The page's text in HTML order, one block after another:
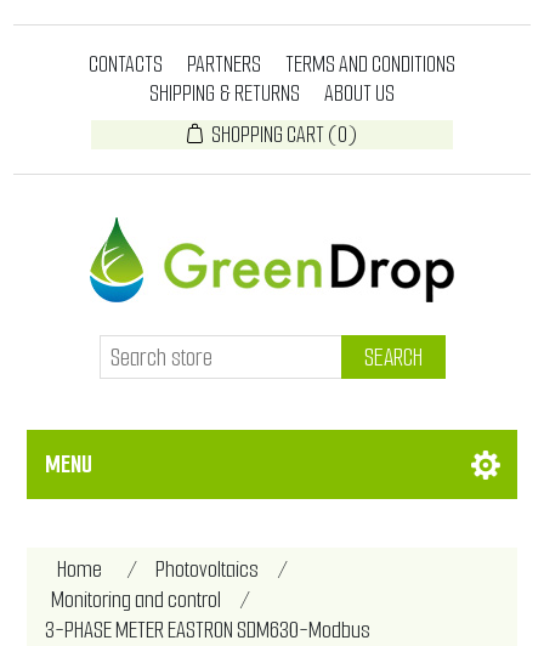
CONTACTS PARTNERS
TERMS AND CONDITIONS
SHIPPING & RETURNS
ABOUT US
SHOPPING CART(0)
SEARCH
MENU
Home / Photovoltaics
/
Monitoring and control
/
3-PHASE METER EASTRON SDM630-Modbus